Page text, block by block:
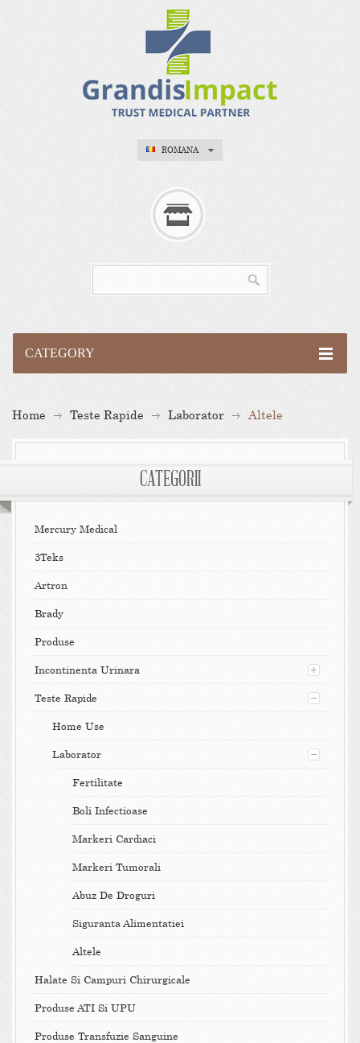
ROMANA
CATEGORY
Home Teste Rapide Laborator Altele
CATEGORII
Mercury Medical
3Teks
Artron
Brady
Produse
Incontinenta Urinara
Teste Rapide
Home Use
Laborator
Fertilitate
Boli Infectioase
Markeri Cardiaci
Markeri Tumorali
Abuz De Droguri
Siguranta Alimentatiei
Altele
Halate Si Campuri Chirurgicale
Produse ATI Si UPU
Produse Transfuzie Sanguine